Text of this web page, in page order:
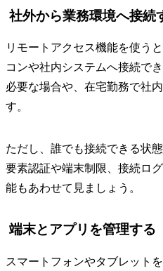
社外から業務環境へ接続
リモートアクセス機能を使う
コンや社内システムへ接続で
必要な場合や、在宅勤務で社
す。
ただし、誰でも接続できる状
要素認証や端末制限、接続ロ
能もあわせて見ましょう。
端末とアプリを管理する
スマートフォンやタブレット